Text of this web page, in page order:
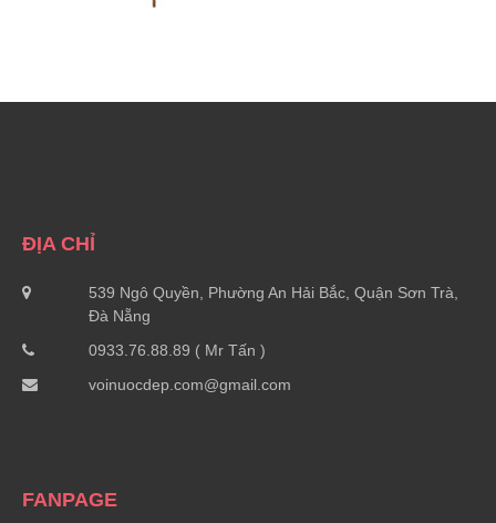
ĐỊA CHỈ
539 Ngô Quyền, Phường An Hải Bắc, Quận Sơn Trà,
Đà Nẵng
0933.76.88.89 ( Mr Tấn )
voinuocdep.com@gmail.com
FANPAGE